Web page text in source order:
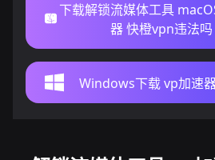
下载解锁流媒体工具
器 快橙vpn违法
Windows下载 vp加速